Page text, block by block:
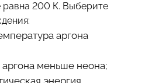
равна 200 К. Выберите
аргона
меньше неона;